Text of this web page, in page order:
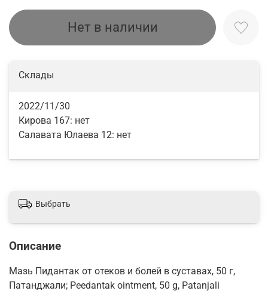
Нет в наличии
Склады
2022/11/30
Кирова 167: нет
Салавата Юлаева 12: нет
Выбрать
Описание
Мазь Пидантак от отеков и болей в суставах, 50 г,
Патанджали; Peedantak ointment, 50 g, Patanjali